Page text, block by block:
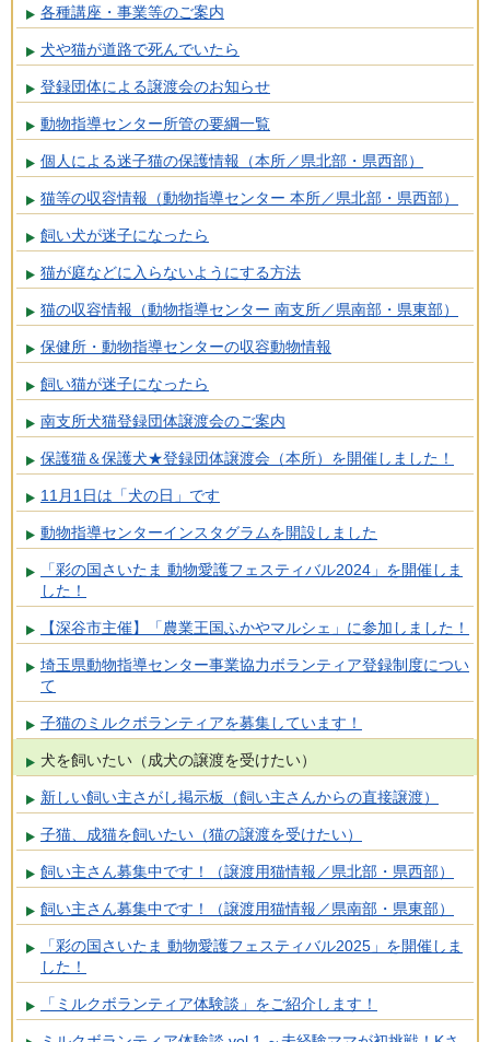
各種講座・事業等のご案内
犬や猫が道路で死んでいたら
登録団体による譲渡会のお知らせ
動物指導センター所管の要綱一覧
個人による迷子猫の保護情報（本所／県北部・県西部）
猫等の収容情報（動物指導センター 本所／県北部・県西部）
飼い犬が迷子になったら
猫が庭などに入らないようにする方法
猫の収容情報（動物指導センター 南支所／県南部・県東部）
保健所・動物指導センターの収容動物情報
飼い猫が迷子になったら
南支所犬猫登録団体譲渡会のご案内
保護猫＆保護犬★登録団体譲渡会（本所）を開催しました！
11月1日は「犬の日」です
動物指導センターインスタグラムを開設しました
「彩の国さいたま 動物愛護フェスティバル2024」を開催しま
した！
【深谷市主催】「農業王国ふかやマルシェ」に参加しました！
埼玉県動物指導センター事業協力ボランティア登録制度につい
て
子猫のミルクボランティアを募集しています！
犬を飼いたい（成犬の譲渡を受けたい）
新しい飼い主さがし掲示板（飼い主さんからの直接譲渡）
子猫、成猫を飼いたい（猫の譲渡を受けたい）
飼い主さん募集中です！（譲渡用猫情報／県北部・県西部）
飼い主さん募集中です！（譲渡用猫情報／県南部・県東部）
「彩の国さいたま 動物愛護フェスティバル2025」を開催しま
した！
「ミルクボランティア体験談」をご紹介します！